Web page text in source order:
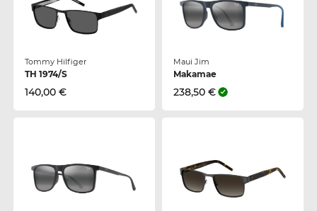
Tommy Hilfiger
TH 1974/S
140,00 €
Maui Jim
Makamae
238,50 €